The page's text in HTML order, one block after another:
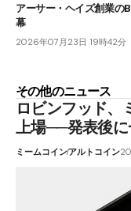
アーサー・ヘイズ創業の
幕
2026年07月23日 19時42分
その他のニュース
ロビンフッド、
上場──発表後
ミームコインアルトコイン